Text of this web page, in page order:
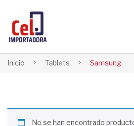
Inicio Tablets Samsung
No se han encontrado